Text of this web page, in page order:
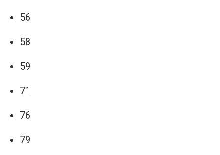
56
58
59
71
76
79